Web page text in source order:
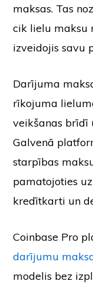
maksas. Tas
cik lielu maksu
izveidojis savu
Darījuma
rīkojuma
veikšanas brīdī
Galvenā
starpības
pamatojoties
kredītkarti un
Coinbase Pro
darījumu
modelis bez